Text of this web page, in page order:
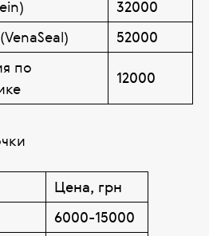
32000
52000
по
12000
Цена, грн
6000-15000